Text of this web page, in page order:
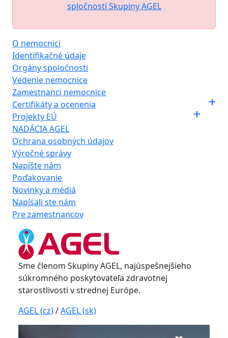
spločností Skupiny AGEL
O nemocnici
Identifikačné údaje
Orgány spoločnosti
Vedenie nemocnice
Zamestnanci nemocnice
Certifikáty a ocenenia
Projekty EÚ
NADÁCIA AGEL
Ochrana osobných údajov
Výročné správy
Napíšte nám
Poďakovanie
Novinky a médiá
Napísali ste nám
Pre zamestnancov
Sme členom Skupiny AGEL, najúspešnejšieho
súkromného poskytovateľa zdravotnej
starostlivosti v strednej Európe.
AGEL (cz)/AGEL (sk)